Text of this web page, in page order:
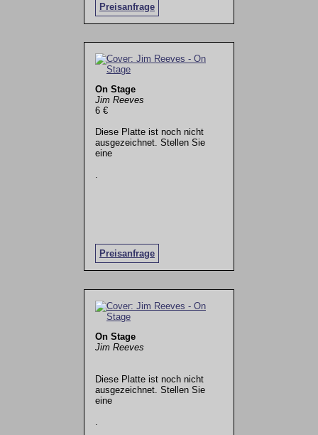
Preisanfrage
On Stage
Jim Reeves
6 €
Diese Platte ist noch nicht
ausgezeichnet. Stellen Sie
eine
Preisanfrage
.
On Stage
Jim Reeves
Diese Platte ist noch nicht
ausgezeichnet. Stellen Sie
eine